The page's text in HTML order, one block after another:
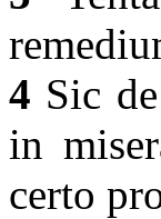
4 Sic
in
certo